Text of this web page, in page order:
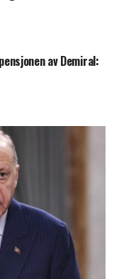
av Demiral: